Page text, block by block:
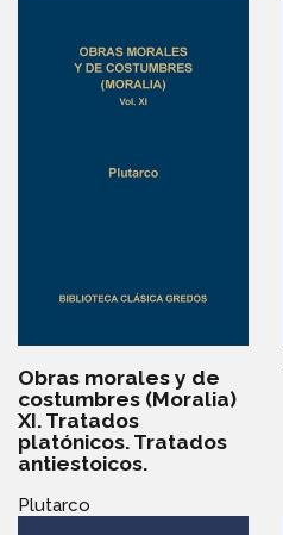
Obras morales y de
costumbres (Moralia)
XI. Tratados
platónicos. Tratados
antiestoicos.
Plutarco